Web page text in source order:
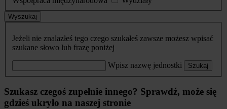
Wyszukaj
Jeżeli nie znalazłeś tego czego szukałeś zawsze możesz wpisać
szukane słowo lub frazę poniżej
Wpisz nazwę jednostki Szukaj
Szukasz czegoś zupełnie innego? Sprawdź, może się
gdzieś ukryło na naszej stronie